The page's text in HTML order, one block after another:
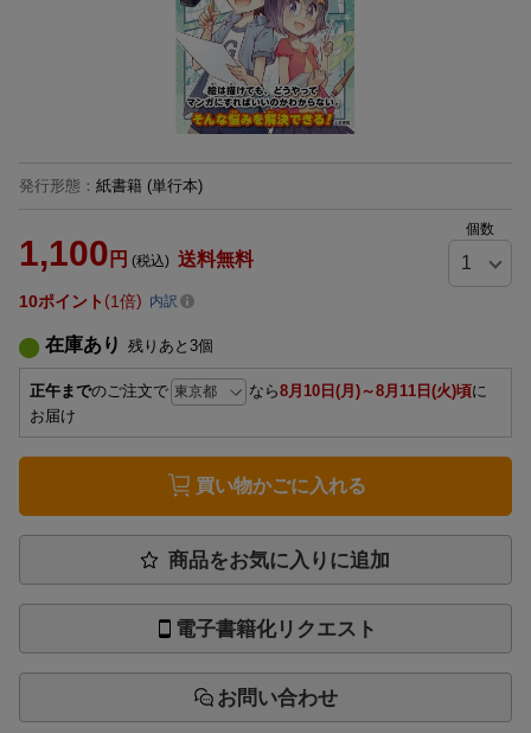
発行形態 ： 紙書籍 (単行本)
1,100 円 (税込) 送料無料
個数
10ポイント 1倍 内訳
在庫あり 残りあと 3個
正午までのご注文で なら8月10日(月)～8月11日(火)頃に
お届け
買い物かごに入れる
商品をお気に入りに追加
電子書籍化リクエスト
お問い合わせ